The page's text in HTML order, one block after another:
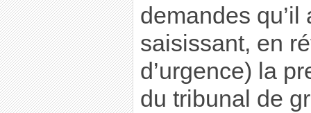
demandes
saisissant, en
d’urgence) la
du tribunal de